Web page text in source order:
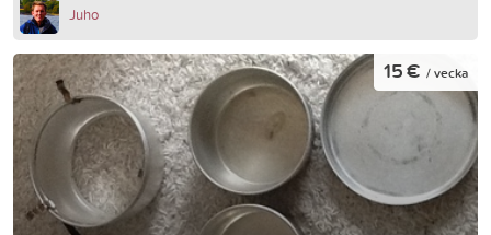
Juho
15 € / vecka